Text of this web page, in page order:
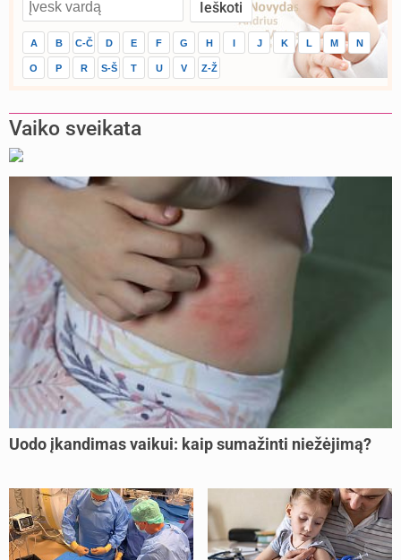
A B C-Č D E F G H I J K L M N
O P R S-Š T U V Z-Ž
Vaiko sveikata
Uodo įkandimas vaikui: kaip sumažinti niežėjimą?